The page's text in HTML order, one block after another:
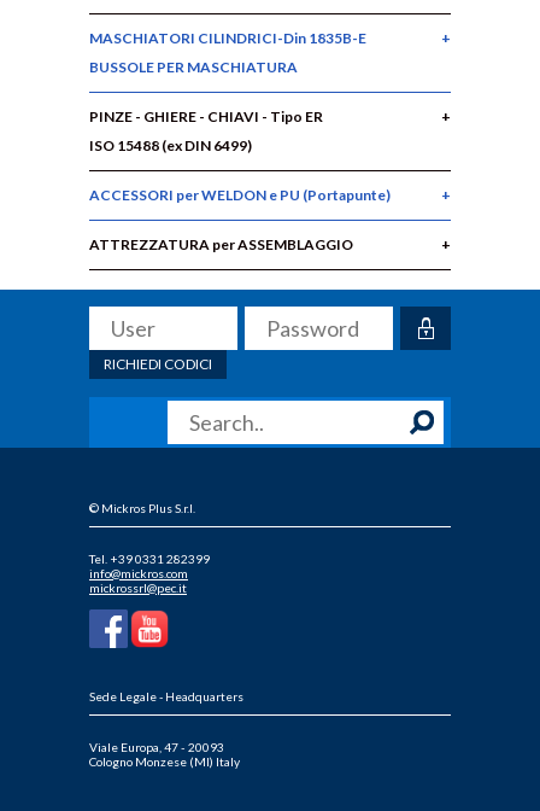
MASCHIATORI CILINDRICI-Din 1835B-E
BUSSOLE PER MASCHIATURA
PINZE - GHIERE - CHIAVI - Tipo ER
ISO 15488 (ex DIN 6499)
ACCESSORI per WELDON e PU (Portapunte)
ATTREZZATURA per ASSEMBLAGGIO
RICHIEDI CODICI
© Mickros Plus S.r.l.
Tel. +39 0331 282399
info@mickros.com
mickrossrl@pec.it
Sede Legale - Headquarters
Viale Europa, 47 - 20093
Cologno Monzese (MI) Italy